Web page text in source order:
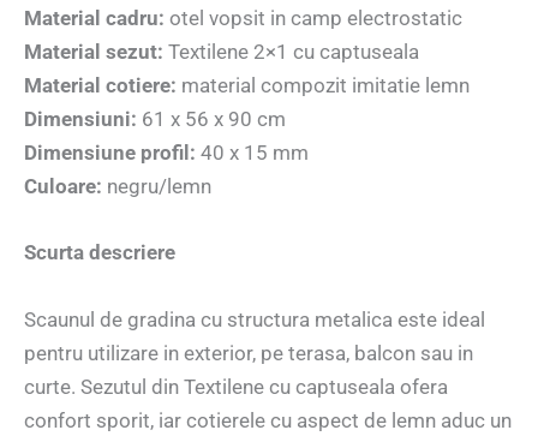
Material cadru: otel vopsit in camp electrostatic
Material sezut: Textilene 2×1 cu captuseala
Material cotiere: material compozit imitatie lemn
Dimensiuni: 61 x 56 x 90 cm
Dimensiune profil: 40 x 15 mm
Culoare: negru/lemn
Scurta descriere
Scaunul de gradina cu structura metalica este ideal
pentru utilizare in exterior, pe terasa, balcon sau in
curte. Sezutul din Textilene cu captuseala ofera
confort sporit, iar cotierele cu aspect de lemn aduc un